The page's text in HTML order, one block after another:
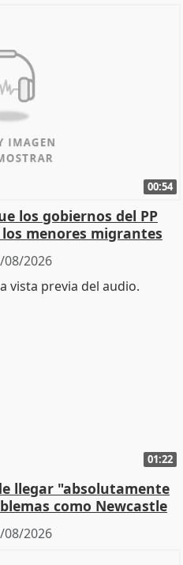
00:54
los gobiernos del PP
menores migrantes
08/2026
01:22
llegar "absolutamente
como Newcastle
08/2026